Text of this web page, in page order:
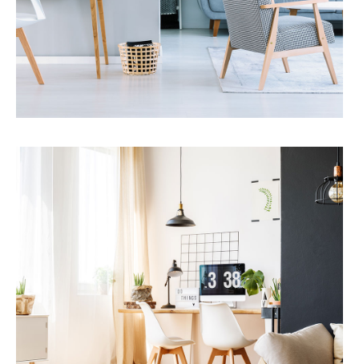
Cobertura nacional